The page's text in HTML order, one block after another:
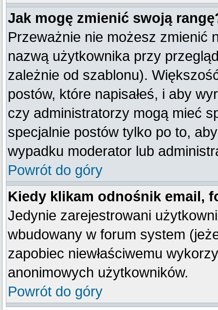
Jak mogę zmienić swoją
Przeważnie nie możesz zmienić
nazwą użytkownika przy
zależnie od szablonu).
postów, które napisałeś, i aby
czy administratorzy mogą mieć
specjalnie postów tylko po to,
wypadku moderator lub
Powrót do góry
Kiedy klikam odnośnik email,
Jedynie zarejestrowani
wbudowany w forum system
zapobiec niewłaściwemu
anonimowych użytkowników.
Powrót do góry